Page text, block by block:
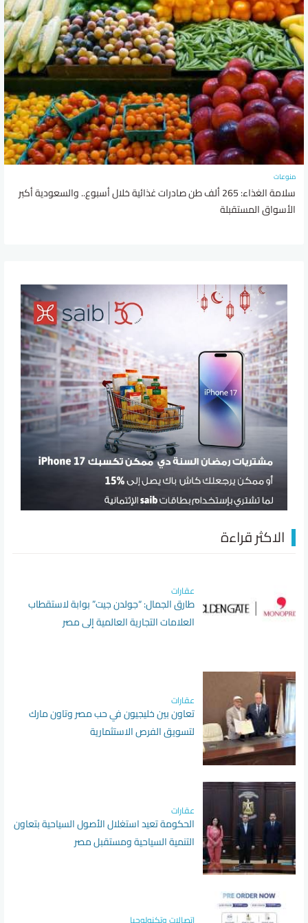
منوعات
سلامة الغذاء: 265 ألف طن صادرات غذائية خلال أسبوع.. والسعودية أكبر
الأسواق المستقبلة
الاكثر قراءة
عقارات
طارق الجمال: “جولدن جيت” بوابة لاستقطاب
العلامات التجارية العالمية إلى مصر
عقارات
تعاون بين خليجيون في حب مصر وتاون مارك
لتسويق الفرص الاستثمارية
عقارات
الحكومة تعيد استغلال الأصول السياحية بتعاون
التنمية السياحية ومستقبل مصر